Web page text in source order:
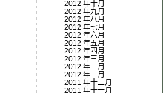
2012 年十月
2012 年九月
2012 年八月
2012 年七月
2012 年六月
2012 年五月
2012 年四月
2012 年三月
2012 年二月
2012 年一月
2011 年十二月
2011 年十一月